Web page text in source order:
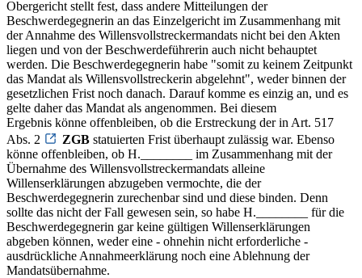
Obergericht stellt fest, dass andere Mitteilungen der
Beschwerdegegnerin an das Einzelgericht im Zusammenhang mit
der Annahme des Willensvollstreckermandats nicht bei den Akten
liegen und von der Beschwerdeführerin auch nicht behauptet
werden. Die Beschwerdegegnerin habe "somit zu keinem Zeitpunkt
das Mandat als Willensvollstreckerin abgelehnt", weder binnen der
gesetzlichen Frist noch danach. Darauf komme es einzig an, und es
gelte daher das Mandat als angenommen. Bei diesem
Ergebnis könne offenbleiben, ob die Erstreckung der in Art. 517
Abs. 2
ZGB statuierten Frist überhaupt zulässig war. Ebenso
könne offenbleiben, ob H.________ im Zusammenhang mit der
Übernahme des Willensvollstreckermandats alleine
Willenserklärungen abzugeben vermochte, die der
Beschwerdegegnerin zurechenbar sind und diese binden. Denn
sollte das nicht der Fall gewesen sein, so habe H.________ für die
Beschwerdegegnerin gar keine gültigen Willenserklärungen
abgeben können, weder eine - ohnehin nicht erforderliche -
ausdrückliche Annahmeerklärung noch eine Ablehnung der
Mandatsübernahme.